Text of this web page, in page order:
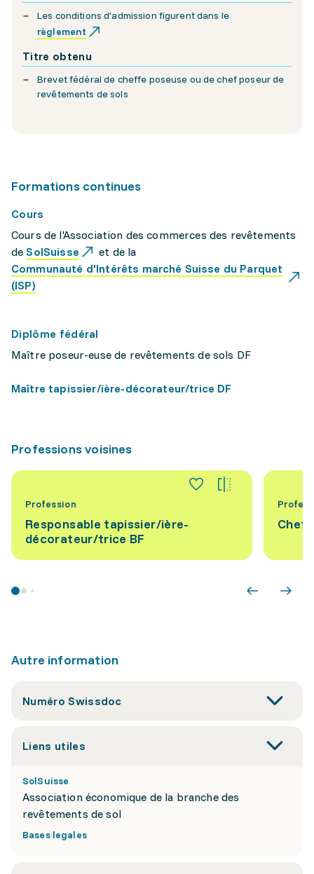
Les conditions d'admission figurent dans le
règlement
Titre obtenu
Brevet fédéral de cheffe poseuse ou de chef poseur de
revêtements de sols
Formations continues
Cours
Cours de l'Association des commerces des revêtements
deSolSuisse
et de la
Communauté d'Intérêts marché Suisse du Parquet
(ISP)
Diplôme fédéral
Maître poseur-euse de revêtements de sols DF
Maître tapissier/ière-décorateur/trice DF
Professions voisines
Profession
Responsable tapissier/ière-
décorateur/trice BF
Autre information
Numéro Swissdoc
Liens utiles
SolSuisse
Association économique de la branche des
revêtements de sol
Bases legales